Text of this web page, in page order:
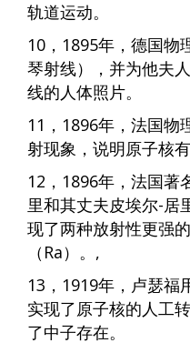
轨道运动。
10，1895年，德国物
琴射线），并为他夫
线的人体照片。
11，1896年，法国物
射现象，说明原子核
12，1896年，法国著
里和其丈夫皮埃尔-居
现了两种放射性更强
（Ra）。,
13，1919年，卢瑟福
实现了原子核的人工
了中子存在。